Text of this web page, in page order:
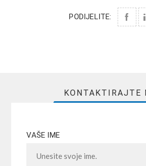
PODIJELITE:
KONTAKTIRAJTE
VAŠE IME